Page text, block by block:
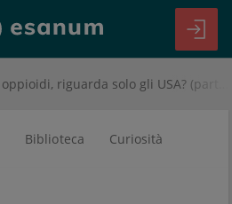
Biblioteca Curiosità